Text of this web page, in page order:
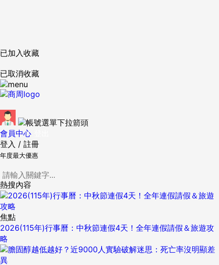
已加入收藏
已取消收藏
會員中心
登入 / 註冊
年度最大優惠
熱搜內容
焦點
2026(115年)行事曆：中秋節連假4天！全年連假請假＆旅遊攻
略